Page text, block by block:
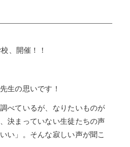
、開催！！
生の思いです！
べているが、なりたいものが
決まっていない生徒たちの声
い」。そんな寂しい声が聞こ